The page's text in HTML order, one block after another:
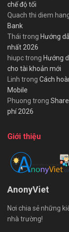
chế độ tối
Quach thi diem
Bank
Thái trong Hướng
nhất 2026
hiupctrong Hướng
cho tài khoản mới
Linh trong Cách
Mobile
Phuong trong
phí 2026
Giới thiệu
AnonyViet
Nơi chia sẻ những
nhà trường!